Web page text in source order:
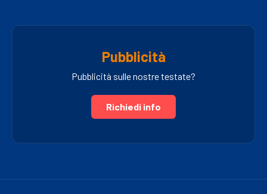
Pubblicità
Pubblicità sulle nostre testate?
Richiedi info